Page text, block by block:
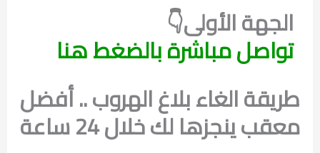
الجهة الأولى👇
تواصل مباشرة بالضغط هنا
طريقة الغاء بلاغ الهروب.. أفضل
معقب ينجزها لك خلال 24 ساعة